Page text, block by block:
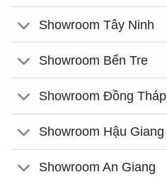
Showroom Tây Ninh
Showroom Bến Tre
Showroom Đồng Tháp
Showroom Hậu Giang
Showroom An Giang